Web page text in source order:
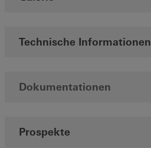
Technische Informationen
Dokumentationen
Prospekte